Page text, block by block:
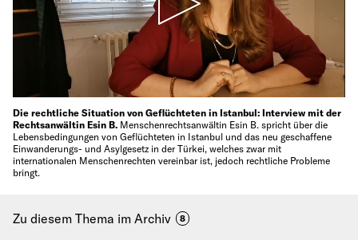
Die rechtliche Situation von Geflüchteten in Istanbul: Interview mit der
Rechtsanwältin Esin B. Menschenrechtsanwältin Esin B. spricht über die
Lebensbedingungen von Geflüchteten in Istanbul und das neu geschaffene
Einwanderungs- und Asylgesetz in der Türkei, welches zwar mit
internationalen Menschenrechten vereinbar ist, jedoch rechtliche Probleme
bringt.
Zu diesem Thema im Archiv 8